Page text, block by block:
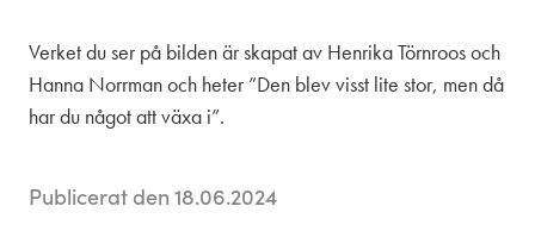
Verket du ser på bilden är skapat av Henrika Törnroos och
Hanna Norrman och heter ”Den blev visst lite stor, men då
har du något att växa i”.
Publicerat den 18.06.2024